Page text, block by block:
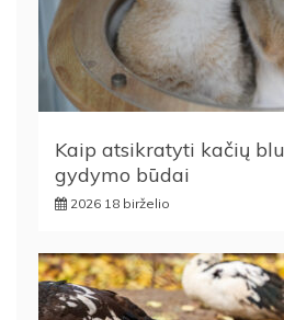
Kaip atsikratyti kačių
gydymo būdai
2026 18 birželio